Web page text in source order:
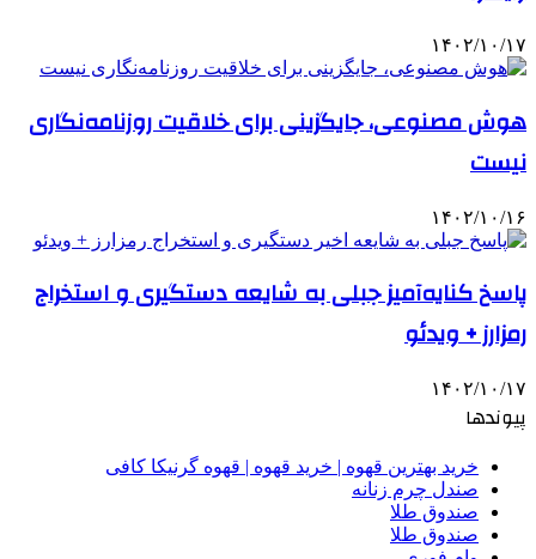
۱۴۰۲/۱۰/۱۷
هوش مصنوعی، جایگزینی برای خلاقیت روزنامه‌نگاری
نیست
۱۴۰۲/۱۰/۱۶
پاسخ کنایه‌آمیز جبلی به شایعه دستگیری و استخراج
رمزارز + ویدئو
۱۴۰۲/۱۰/۱۷
پیوندها
خرید بهترین قهوه | خرید قهوه | قهوه گرنیکا کافی
صندل چرم زنانه
صندوق طلا
صندوق طلا